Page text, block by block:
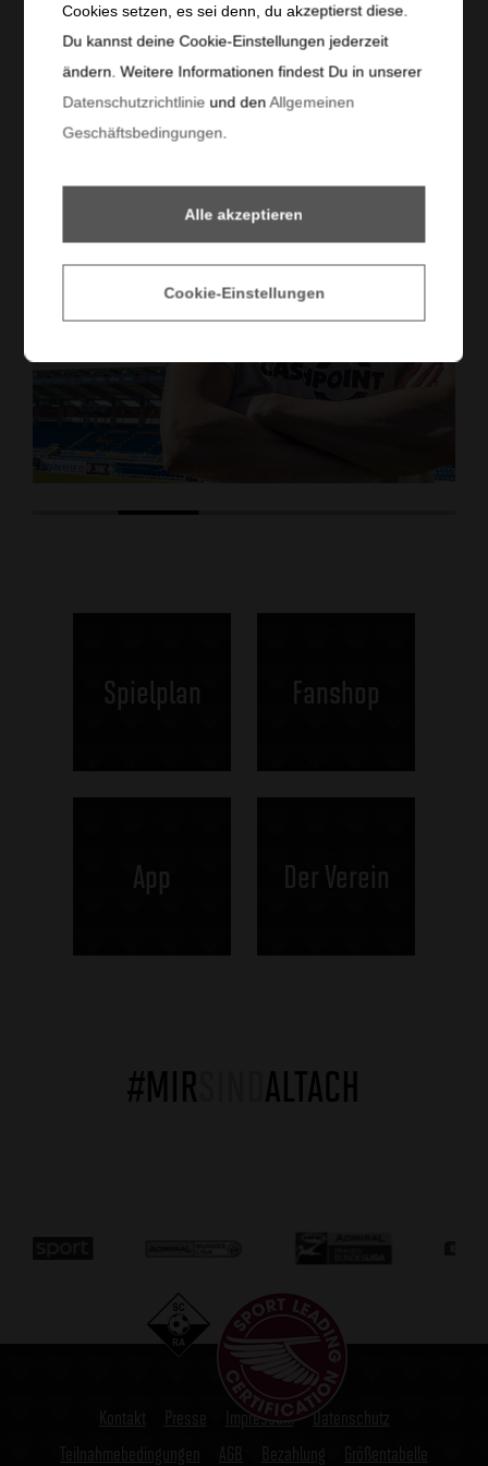
Spielplan Fanshop
App Der Verein
#MIR ALTACH
Kontakt Presse Impressum
Datenschutz
Teilnahmebedingungen
AGB Bezahlung Größentabelle
Cookies setzen, es sei denn, du akzeptierst diese.
Du kannst deine Cookie-Einstellungen jederzeit
ändern. Weitere Informationen findest Du in unserer
Datenschutzrichtlinie und denAllgemeinen
Geschäftsbedingungen.
Alle akzeptieren
Cookie-Einstellungen